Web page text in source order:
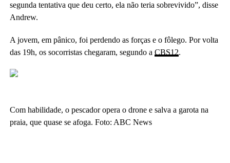
segunda tentativa que deu certo, ela não teria sobrevivido”, disse
Andrew.
A jovem, em pânico, foi perdendo as forças e o fôlego. Por volta
das 19h, os socorristas chegaram, segundo a CBS12.
Com habilidade, o pescador opera o drone e salva a garota na
praia, que quase se afoga. Foto: ABC News